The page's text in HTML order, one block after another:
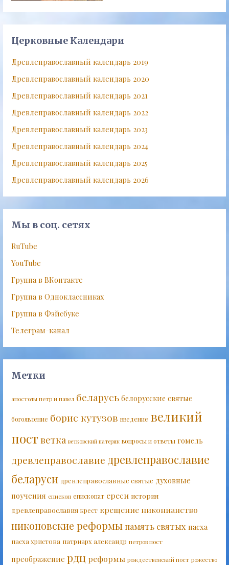
Церковные Календари
Древлеправославный календарь 2019
Древлеправославный календарь 2020
Древлеправославный календарь 2021
Древлеправославный календарь 2022
Древлеправославный календарь 2023
Древлеправославный календарь 2024
Древлеправославный календарь 2025
Древлеправославный календарь 2026
Мы в соц. сетях
RuTube
YouTube
Группа в ВКонтакте
Группа в Одноклассниках
Группа в Фэйсбуке
Телеграм-канал
Метки
апостолы петр и павел беларусь белорусские святые
богоявление борис кутузов введение великий
постветка ветковский патерик вопросы и ответы гомель
древлеправославие древлеправославие
беларуси древлеправославные святые духовные
поучения епископ епископат ереси история
древлеправославия крест крещение никонианство
никоновские реформыпамять святых пасха
пасха христова патриарх александр петров пост
преображение рдц реформы рождественский пост рожество